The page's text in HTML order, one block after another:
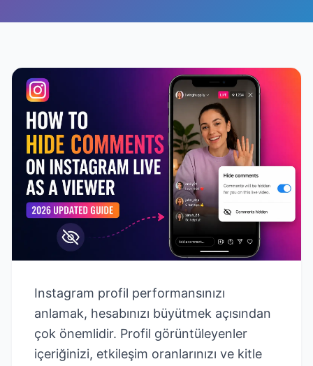
Instagram profil performansınızı
anlamak, hesabınızı büyütmek açısından
çok önemlidir. Profil görüntüleyenler
içeriğinizi, etkileşim oranlarınızı ve kitle